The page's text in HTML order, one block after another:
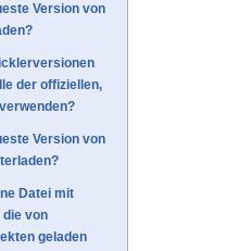
Version von
der offiziellen,
Version von
Datei mit
die von
geladen